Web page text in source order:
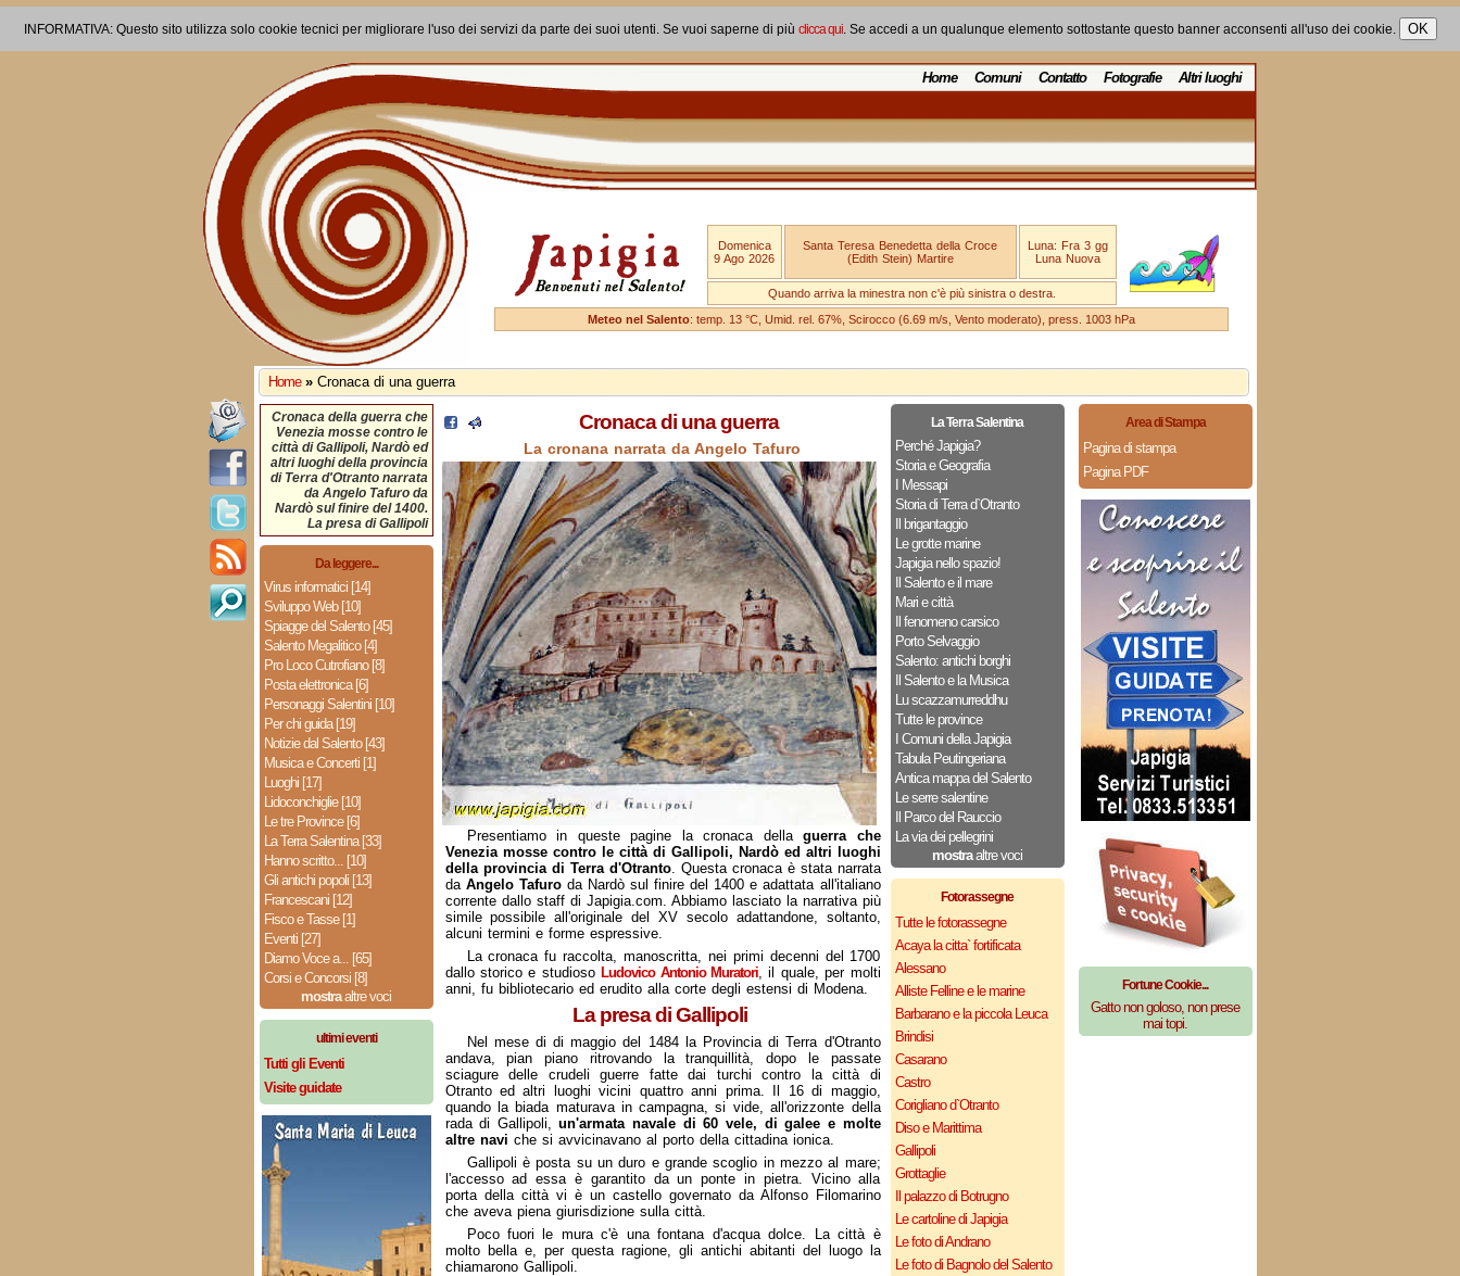
INFORMATIVA: Questo sito utilizza solo cookie tecnici per migliorare l'uso dei servizi da parte dei suoi utenti. Se vuoi saperne di più clicca qui. Se accedi a un qualunque elemento sottostante questo banner acconsenti all'uso dei cookie.
Home Comuni Contatto Fotografie Altri luoghi
Domenica
9 Ago 2026
Santa Teresa Benedetta della Croce
(Edith Stein) Martire
Luna: Fra 3 gg
Luna Nuova
Quando arriva la minestra non c'è più sinistra o destra.
Meteo nel Salento: temp. 13 °C, Umid. rel. 67%, Scirocco (6.69 m/s, Vento moderato), press. 1003 hPa
Home » Cronaca di una guerra
Cronaca della guerra che
Venezia mosse contro le
città di Gallipoli, Nardò ed
altri luoghi della provincia
di Terra d'Otranto narrata
da Angelo Tafuro da
Nardò sul finire del 1400.
La presa di Gallipoli
Da leggere...
Virus informatici [14]
Sviluppo Web [10]
Spiagge del Salento [45]
Salento Megalitico [4]
Pro Loco Cutrofiano [8]
Posta elettronica [6]
Personaggi Salentini [10]
Per chi guida [19]
Notizie dal Salento [43]
Musica e Concerti [1]
Luoghi [17]
Lidoconchiglie [10]
Le tre Province [6]
La Terra Salentina [33]
Hanno scritto... [10]
Gli antichi popoli [13]
Francescani [12]
Fisco e Tasse [1]
Eventi [27]
Diamo Voce a... [65]
Corsi e Concorsi [8]
mostraaltre voci
ultimi eventi
Tutti gli Eventi
Visite guidate
La Terra Salentina
Perché Japigia?
Storia e Geografia
I Messapi
Storia di Terra d`Otranto
Il brigantaggio
Le grotte marine
Japigia nello spazio!
Il Salento e il mare
Mari e città
Il fenomeno carsico
Porto Selvaggio
Salento: antichi borghi
Il Salento e la Musica
Lu scazzamurreddhu
Tutte le province
I Comuni della Japigia
Tabula Peutingeriana
Antica mappa del Salento
Le serre salentine
Il Parco del Rauccio
La via dei pellegrini
mostraaltre voci
Fotorassegne
Tutte le fotorassegne
Acaya la citta` fortificata
Alessano
Alliste Felline e le marine
Barbarano e la piccola Leuca
Brindisi
Casarano
Castro
Corigliano d`Otranto
Diso e Marittima
Gallipoli
Grottaglie
Il palazzo di Botrugno
Le cartoline di Japigia
Le foto di Andrano
Le foto di Bagnolo del Salento
Cronaca di una guerra
La cronana narrata da Angelo Tafuro
Presentiamo in queste pagine la cronaca della guerra che
Venezia mosse contro le città di Gallipoli, Nardò ed altri luoghi
della provincia di Terra d'Otranto. Questa cronaca è stata narrata
da Angelo Tafuroda Nardò sul finire del 1400 e adattata all'italiano
corrente dallo staff di Japigia.com. Abbiamo lasciato la narrativa più
simile possibile all'originale del XV secolo adattandone, soltanto,
alcuni termini e forme espressive.
La cronaca fu raccolta, manoscritta, nei primi decenni del 1700
dallo storico e studioso Ludovico Antonio Muratori, il quale, per molti
anni, fu bibliotecario ed erudito alla corte degli estensi di Modena.
La presa di Gallipoli
Nel mese di di maggio del 1484 la Provincia di Terra d'Otranto
andava, pian piano ritrovando la tranquillità, dopo le passate
sciagure delle crudeli guerre fatte dai turchi contro la città di
Otranto ed altri luoghi vicini quattro anni prima. Il 16 di maggio,
quando la biada maturava in campagna, si vide, all'orizzonte della
rada di Gallipoli,un'armata navale di 60 vele, di galee e molte
altre navi che si avvicinavano al porto della cittadina ionica.
Gallipoli è posta su un duro e grande scoglio in mezzo al mare;
l'accesso ad essa è garantito da un ponte in pietra. Vicino alla
porta della città vi è un castello governato da Alfonso Filomarino
che aveva piena giurisdizione sulla città.
Poco fuori le mura c'è una fontana d'acqua dolce. La città è
molto bella e, per questa ragione, gli antichi abitanti del luogo la
chiamarono Gallipoli.
Area di Stampa
Pagina di stampa
Pagina PDF
Fortune Cookie...
Gatto non goloso, non prese
mai topi.